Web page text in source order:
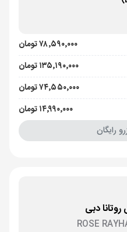
۷۸٬۵۹۰٬۰۰۰ تومان
۱۳۵٬۱۹۰٬۰۰۰ تومان
۷۴٬۵۵۰٬۰۰۰ تومان
۱۴٬۹۹۰٬۰۰۰ تومان
رایگان
دبی
ROSE